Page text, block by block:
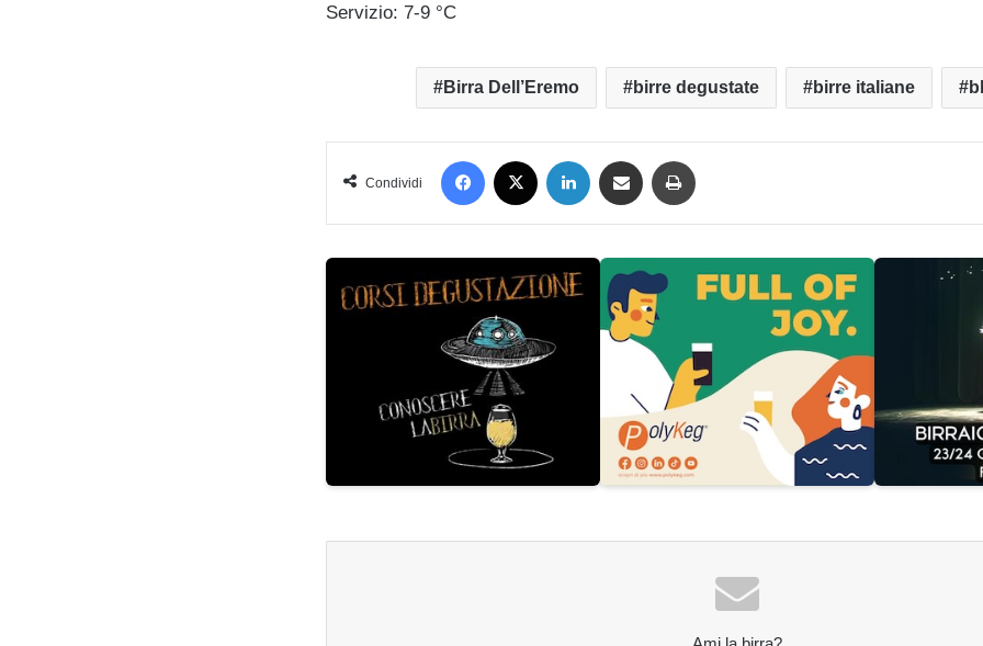
Servizio: 7-9 °C
Birra Dell’Eremo birre degustate birre italiane
Condividi
Facebook LinkedIn Condividi via mail